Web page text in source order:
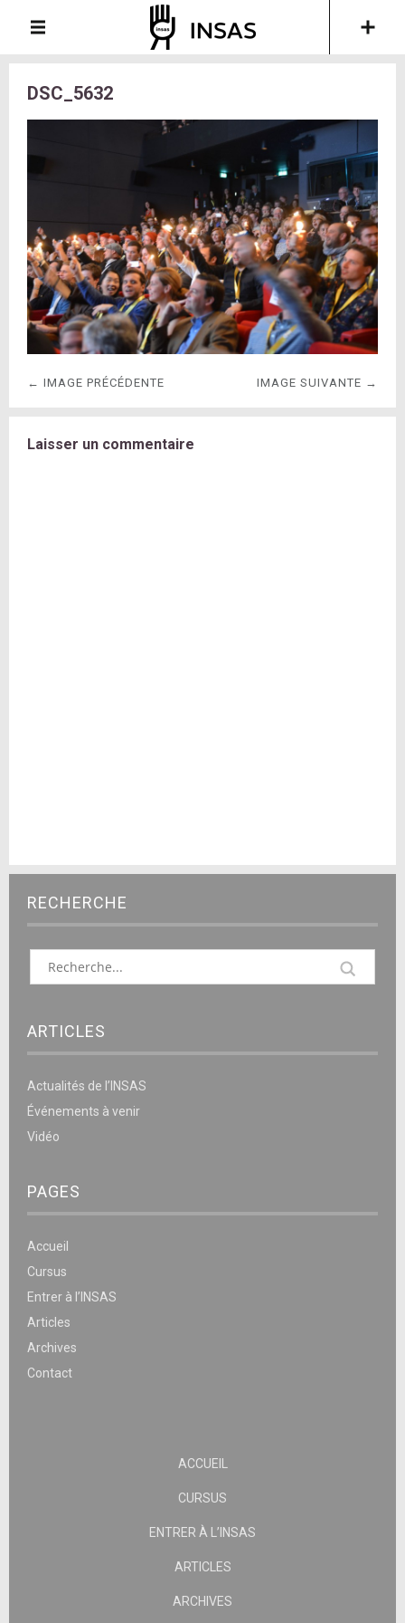
DSC_5632
← IMAGE PRÉCÉDENTE IMAGE SUIVANTE →
Laisser un commentaire
RECHERCHE
ARTICLES
Actualités de l’INSAS
Événements à venir
Vidéo
PAGES
Accueil
Cursus
Entrer à l’INSAS
Articles
Archives
Contact
ACCUEIL
CURSUS
ENTRER À L’INSAS
ARTICLES
ARCHIVES